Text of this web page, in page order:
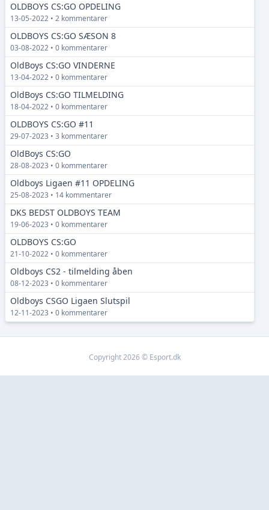
OLDBOYS CS:GO OPDELING
13-05-2022 • 2 kommentarer
OLDBOYS CS:GO SÆSON 8
03-08-2022 • 0 kommentarer
OldBoys CS:GO VINDERNE
13-04-2022 • 0 kommentarer
OldBoys CS:GO TILMELDING
18-04-2022 • 0 kommentarer
OLDBOYS CS:GO #11
29-07-2023 • 3 kommentarer
OldBoys CS:GO
28-08-2023 • 0 kommentarer
Oldboys Ligaen #11 OPDELING
25-08-2023 • 14 kommentarer
DKS BEDST OLDBOYS TEAM
19-06-2023 • 0 kommentarer
OLDBOYS CS:GO
21-10-2022 • 0 kommentarer
Oldboys CS2 - tilmelding åben
08-12-2023 • 0 kommentarer
Oldboys CSGO Ligaen Slutspil
12-11-2023 • 0 kommentarer
Copyright 2026 © Esport.dk